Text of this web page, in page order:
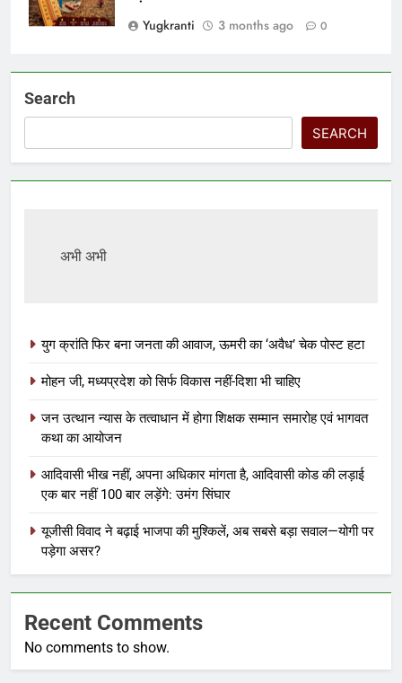
Yugkranti
3 months ago 0
Search
SEARCH
अभी अभी
युग क्रांति फिर बना जनता की आवाज, ऊमरी का ‘अवैध’ चेक पोस्ट हटा
मोहन जी, मध्यप्रदेश को सिर्फ विकास नहीं-दिशा भी चाहिए
जन उत्थान न्यास के तत्वाधान में होगा शिक्षक सम्मान समारोह एवं भागवत
कथा का आयोजन
आदिवासी भीख नहीं, अपना अधिकार मांगता है, आदिवासी कोड की लड़ाई
एक बार नहीं 100 बार लड़ेंगे: उमंग सिंघार
यूजीसी विवाद ने बढ़ाई भाजपा की मुश्किलें, अब सबसे बड़ा सवाल—योगी पर
पड़ेगा असर?
Recent Comments
No comments to show.